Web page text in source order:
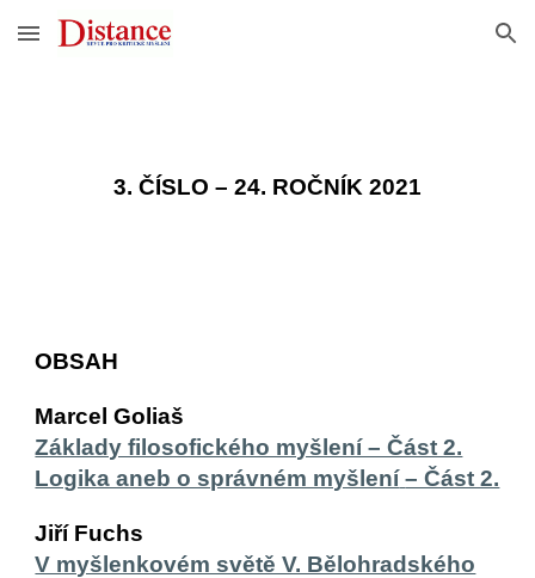
Skip to main content Skip to navigation
3. ČÍSLO – 24. ROČNÍK 2021
OBSAH
Marcel Goliaš
Základy filosofického myšlení – Část 2.
Logika aneb o správném myšlení – Část 2.
Jiří Fuchs
V myšlenkovém světě V. Bělohradského